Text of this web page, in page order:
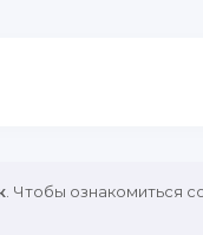
. Чтобы ознакомиться